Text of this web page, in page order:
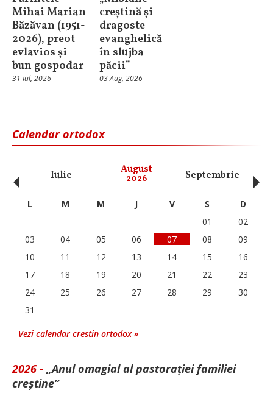
Mihai Marian
Băzăvan (1951-
2026), preot
evlavios și
bun gospodar
31 Iul, 2026
creștină și
dragoste
evanghelică
în slujba
păcii”
03 Aug, 2026
Calendar ortodox
Iulie August
2026 Septembrie
‹ L M M J V S
D
01
02
03
04 05 06 07 08
09
10
11 12 13 14 15
16
17
18 19 20 21 22
23
24
25 26 27 28 29
30
31
Vezi calendar crestin ortodox »
2026 - „Anul omagial al pastorației familiei
creștine”